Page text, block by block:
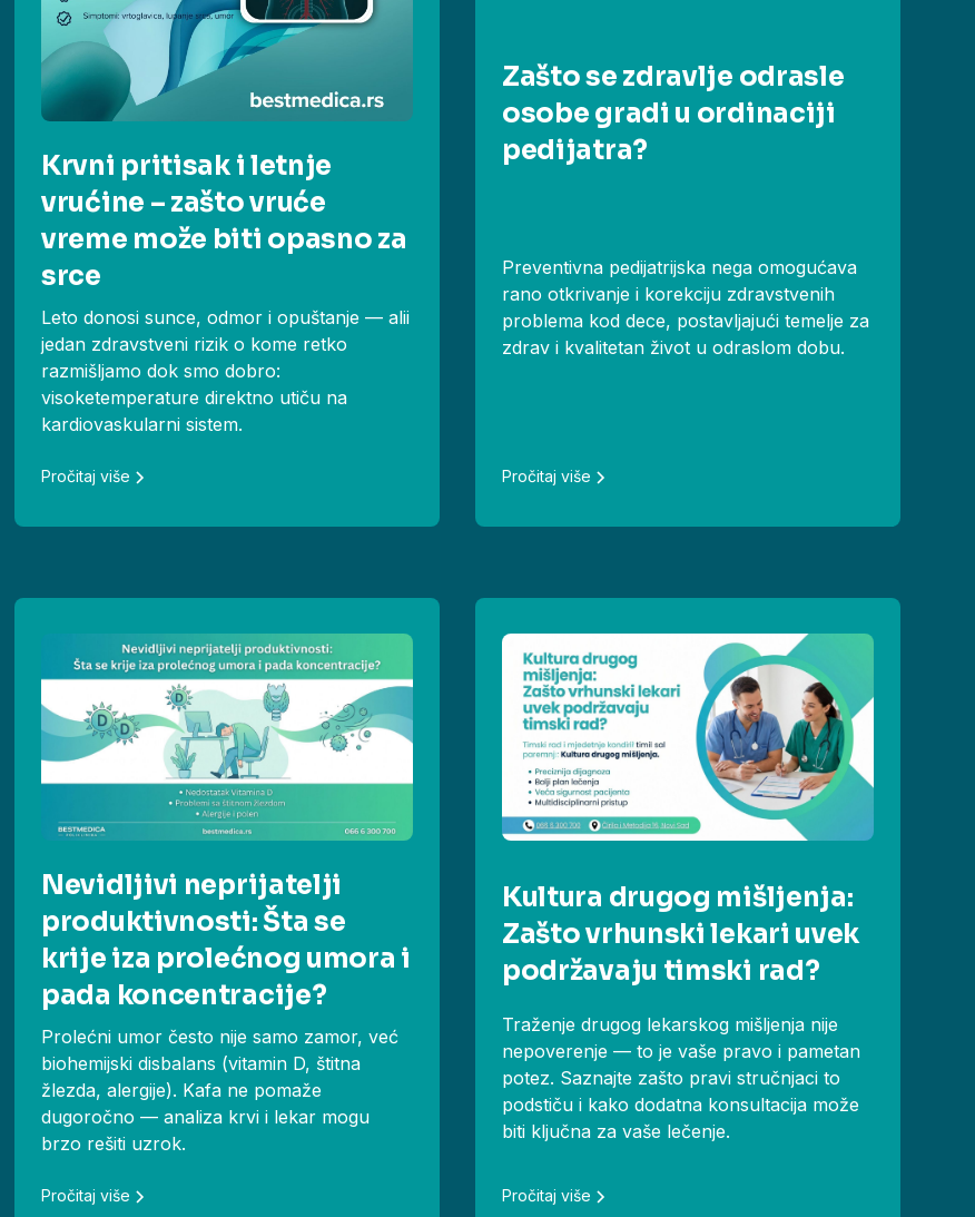
Krvni pritisak i letnje
vrućine – zašto vruće
vreme može biti opasno za
srce
Leto donosi sunce, odmor i opuštanje — alii
jedan zdravstveni rizik o kome retko
razmišljamo dok smo dobro:
visoketemperature direktno utiču na
kardiovaskularni sistem.
Pročitaj više
Zašto se zdravlje odrasle
osobe gradi u ordinaciji
pedijatra?
Preventivna pedijatrijska nega omogućava
rano otkrivanje i korekciju zdravstvenih
problema kod dece, postavljajući temelje za
zdrav i kvalitetan život u odraslom dobu.
Pročitaj više
Nevidljivi neprijatelji
produktivnosti: Šta se
krije iza prolećnog umora i
pada koncentracije?
Prolećni umor često nije samo zamor, već
biohemijski disbalans (vitamin D, štitna
žlezda, alergije). Kafa ne pomaže
dugoročno — analiza krvi i lekar mogu
brzo rešiti uzrok.
Pročitaj više
Kultura drugog mišljenja:
Zašto vrhunski lekari uvek
podržavaju timski rad?
Traženje drugog lekarskog mišljenja nije
nepoverenje — to je vaše pravo i pametan
potez. Saznajte zašto pravi stručnjaci to
podstiču i kako dodatna konsultacija može
biti ključna za vaše lečenje.
Pročitaj više